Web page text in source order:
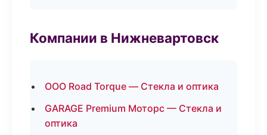
Компании в Нижневартовск
ООО Road Torque — Стекла и оптика
GARAGE Premium Моторс — Стекла и
оптика